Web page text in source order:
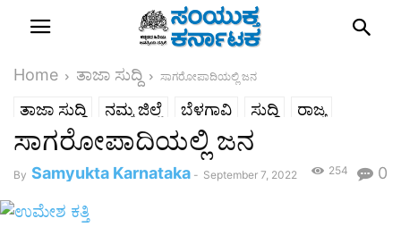
Home ತಾಜಾ ಸುದ್ದಿ ಸಾಗರೋಪಾದಿಯಲ್ಲಿ ಜನ
ತಾಜಾ ಸುದ್ದಿ ನಮ್ಮ ಜಿಲ್ಲೆ ಬೆಳಗಾವಿ ಸುದ್ದಿ ರಾಜ್ಯ
ಸಾಗರೋಪಾದಿಯಲ್ಲಿ ಜನ
By Samyukta Karnataka - September 7, 2022 0
254